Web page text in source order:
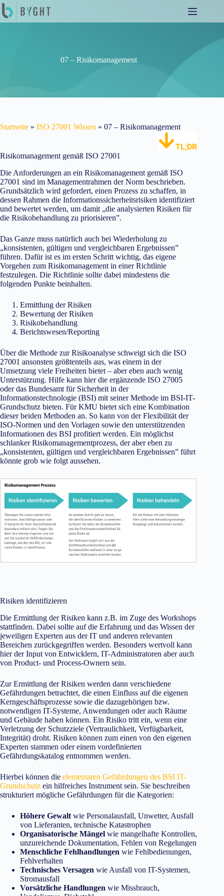
Zum
Inhalt
springen
07 – Risikomanagement
Startseite » ISO 27001 Wissen » 07 – Risikomanagement
TL;DR
Risikomanagement gemäß ISO 27001
Die Anforderungen an ein Risikomanagement gemäß ISO
27001 sind im Managementrahmen der Norm beschrieben.
Grundsätzlich wird gefordert, einen Prozess zu schaffen, in
dessen Rahmen die Informationssicherheitsrisiken identifiziert
und bewertet werden, um damit „die analysierten Risiken für
die Risikobehandlung zu priorisieren”.
Das Ganze muss natürlich auch bei Wiederholung zu
„konsistenten, gültigen und vergleichbaren Ergebnissen”
führen. Dafür ist es im ersten Schritt wichtig, das eigene
Vorgehen zum Risikomanagement in einer Richtlinie
festzulegen. Die Richtlinie sollte dabei mindestens die
folgenden Punkte beinhalten.
Ermittlung der Risiken
Bewertung der Risiken
Risikobehandlung
Berichtswesen/Reporting
Über die Methode zur Risikoanalyse schweigt sich die ISO
27001 ansonsten größtenteils aus, was einem in der
Umsetzung viele Freiheiten bietet – aber eben auch wenig
Unterstützung. Hilfe kann hier die ergänzende ISO 27005
oder das Bundesamt für Sicherheit in der
Informationstechnologie (BSI) mit seiner Methode im BSI-IT-
Grundschutz bieten. Für KMU bietet sich eine Kombination
dieser beiden Methoden an. So kann von der Flexibilität der
ISO-Normen und den Vorlagen sowie den unterstützenden
Informationen des BSI profitiert werden. Ein möglichst
schlanker Risikomanagementprozess, der aber eben zu
„konsistenten, gültigen und vergleichbaren Ergebnissen” führt
könnte grob wie folgt aussehen.
Risiken identifizieren
Die Ermittlung der Risiken kann z.B. im Zuge des Workshops
stattfinden. Dabei sollte auf die Erfahrung und das Wissen der
jeweiligen Experten aus der IT und anderen relevanten
Bereichen zurückgegriffen werden. Besonders wertvoll kann
hier der Input von Entwicklern, IT-Administratoren aber auch
von Product- und Process-Ownern sein.
Zur Ermittlung der Risiken werden dann verschiedene
Gefährdungen betrachtet, die einen Einfluss auf die eigenen
Kerngeschäftsprozesse sowie die dazugehörigen bzw.
notwendigen IT-Systeme, Anwendungen oder auch Räume
und Gebäude haben können. Ein Risiko tritt ein, wenn eine
Verletzung der Schutzziele (Vertraulichkeit, Verfügbarkeit,
Integrität) droht. Risiken können zum einen von den eigenen
Experten stammen oder einem vordefinierten
Gefährdungskatalog entnommen werden.
Hierbei können die elementaren Gefährdungen des BSI IT-
Grundschutz ein hilfreiches Instrument sein. Sie beschreiben
strukturiert mögliche Gefährdungen für die Kategorien:
Höhere Gewalt wie Personalausfall, Unwetter, Ausfall
von Lieferanten, technische Katastrophen
Organisatorische Mängel wie mangelhafte Kontrollen,
unzureichende Dokumentation, Fehlen von Regelungen
Menschliche Fehlhandlungen wie Fehlbedienungen,
Fehlverhalten
Technisches Versagen wie Ausfall von IT-Systemen,
Stromausfall
Vorsätzliche Handlungen wie Missbrauch,